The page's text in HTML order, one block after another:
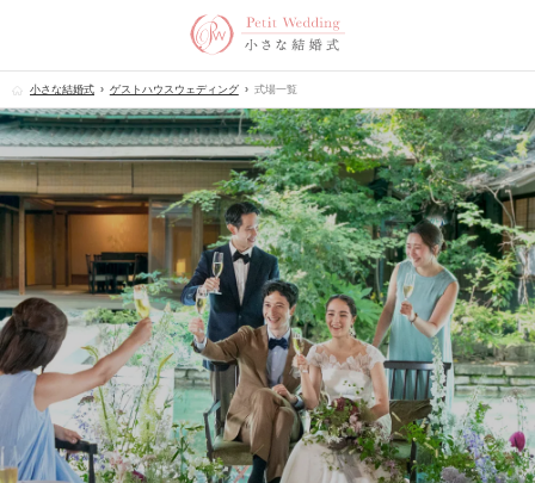
小さな結婚式 ゲストハウスウェディング 式場一覧